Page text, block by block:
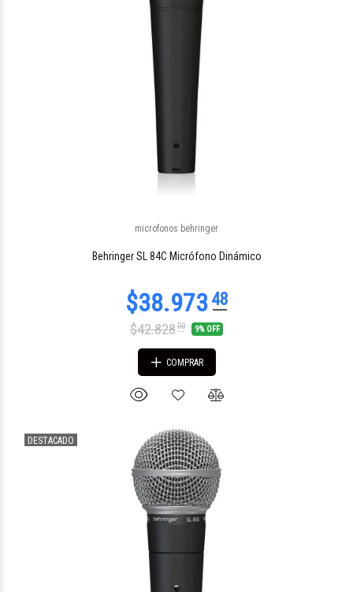
microfonos behringer
Behringer SL 84C Micrófono Dinámico
$42.82800 9% OFF
COMPRAR
DESTACADO